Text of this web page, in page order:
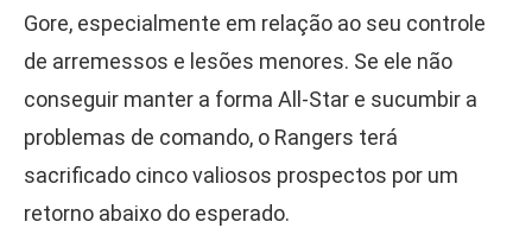
Gore, especialmente em relação ao seu controle
de arremessos e lesões menores. Se ele não
conseguir manter a forma All-Star e sucumbir a
problemas de comando, o Rangers terá
sacrificado cinco valiosos prospectos por um
retorno abaixo do esperado.